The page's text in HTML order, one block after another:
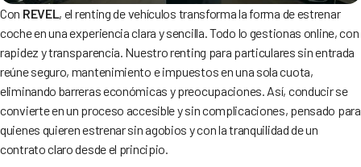
Con REVEL, el renting de vehículos transforma la forma de estrenar
coche en una experiencia clara y sencilla. Todo lo gestionas online, con
rapidez y transparencia. Nuestro renting para particulares sin entrada
reúne seguro, mantenimiento e impuestos en una sola cuota,
eliminando barreras económicas y preocupaciones. Así, conducir se
convierte en un proceso accesible y sin complicaciones, pensado para
quienes quieren estrenar sin agobios y con la tranquilidad de un
contrato claro desde el principio.